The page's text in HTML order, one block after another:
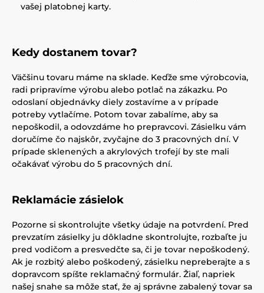
vašej platobnej karty.
Kedy dostanem tovar?
Väčšinu tovaru máme na sklade. Keďže sme výrobcovia,
radi pripravíme výrobu alebo potlač na zákazku. Po
odoslaní objednávky diely zostavíme a v prípade
potreby vytlačíme. Potom tovar zabalíme, aby sa
nepoškodil, a odovzdáme ho prepravcovi. Zásielku vám
doručíme čo najskôr, zvyčajne do 3 pracovných dní. V
prípade sklenených a akrylových trofejí by ste mali
očakávať výrobu do 5 pracovných dní.
Reklamácie zásielok
Pozorne si skontrolujte všetky údaje na potvrdení. Pred
prevzatím zásielky ju dôkladne skontrolujte, rozbaľte ju
pred vodičom a presvedčte sa, či je tovar nepoškodený.
Ak je rozbitý alebo poškodený, zásielku nepreberajte a s
dopravcom spíšte reklamačný formulár. Žiaľ, napriek
našej snahe sa môže stať, že aj správne zabalený tovar sa